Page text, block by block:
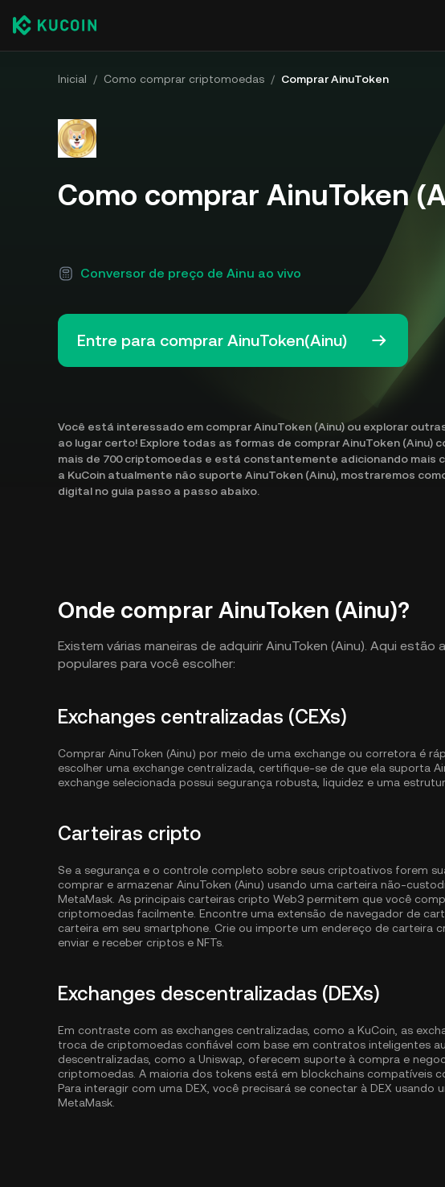
Inicial / Como comprar criptomoedas / Comprar AinuToken
Como comprar AinuToken
Conversor de preço de Ainu ao vivo
Entre para comprar AinuToken(Ainu)
Você está interessado em comprar AinuToken (Ainu) ou explorar
ao lugar certo! Explore todas as formas de comprar AinuToken (Ainu)
mais de 700 criptomoedas e está constantemente adicionando mais
a KuCoin atualmente não suporte AinuToken (Ainu), mostraremos
digital no guia passo a passo abaixo.
Onde comprar AinuToken (Ainu)?
Existem várias maneiras de adquirir AinuToken (Ainu). Aqui estão
populares para você escolher:
Exchanges centralizadas (CEXs)
Comprar AinuToken (Ainu) por meio de uma exchange ou corretora é
escolher uma exchange centralizada, certifique-se de que ela suporta
exchange selecionada possui segurança robusta, liquidez e uma
Carteiras cripto
Se a segurança e o controle completo sobre seus criptoativos forem
comprar e armazenar AinuToken (Ainu) usando uma carteira não-
MetaMask. As principais carteiras cripto Web3 permitem que você
criptomoedas facilmente. Encontre uma extensão de navegador de
carteira em seu smartphone. Crie ou importe um endereço de carteira
enviar e receber criptos e NFTs.
Exchanges descentralizadas (DEXs)
Em contraste com as exchanges centralizadas, como a KuCoin, as
troca de criptomoedas confiável com base em contratos inteligentes
descentralizadas, como a Uniswap, oferecem suporte à compra e
criptomoedas. A maioria dos tokens está em blockchains compatíveis
Para interagir com uma DEX, você precisará se conectar à DEX usando
MetaMask.